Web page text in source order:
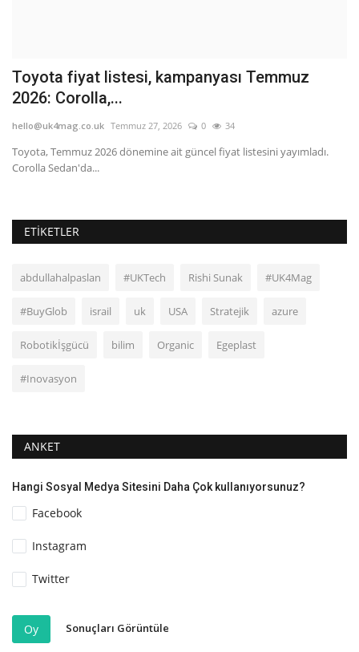
Toyota fiyat listesi, kampanyası Temmuz
2026: Corolla,...
hello@uk4mag.co.uk Temmuz 27, 2026 0 34
Toyota, Temmuz 2026 dönemine ait güncel fiyat listesini yayımladı.
Corolla Sedan'da...
ETIKETLER
abdullahalpaslan #UKTech Rishi Sunak #UK4Mag
#BuyGlob israil uk USA Stratejik azure
Robotikİşgücü bilim Organic Egeplast
#Inovasyon
ANKET
Hangi Sosyal Medya Sitesini Daha Çok kullanıyorsunuz?
Facebook
Instagram
Twitter
Oy Sonuçları Görüntüle